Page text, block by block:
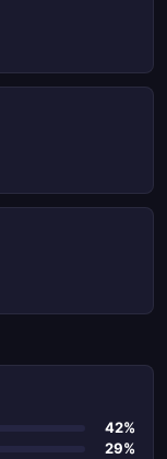
42%
29%